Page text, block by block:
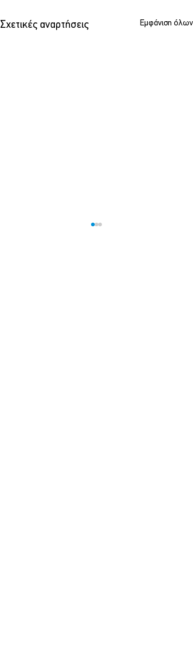
Σχετικές αναρτήσεις Εμφάνιση όλων